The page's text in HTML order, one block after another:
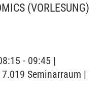
(VORLESUNG)
- 09:45 |
Seminarraum |